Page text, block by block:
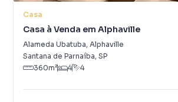
Casa
Casa à Venda em Alphaville
Alameda Ubatuba, Alphaville
Santana de Parnaíba, SP
360m² 4 4